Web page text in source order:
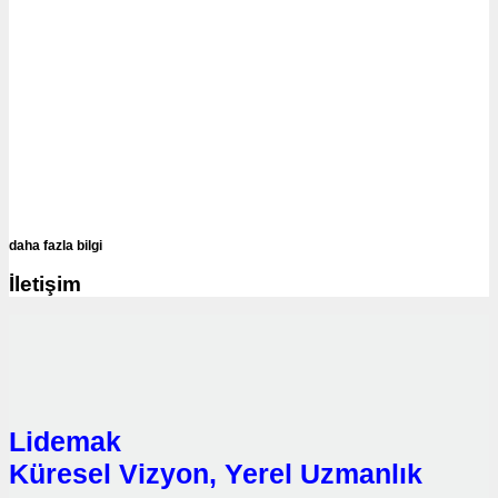
daha fazla bilgi
İletişim
Lidemak
Küresel Vizyon, Yerel Uzmanlık